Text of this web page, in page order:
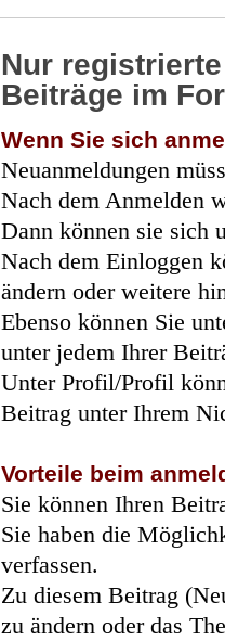
Nur
Beiträge im
Wenn Sie sich
Neuanmeldungen
Nach dem Anmelden
Dann können sie sich
Nach dem Einloggen
ändern oder weitere
Ebenso können Sie
unter jedem Ihrer
Unter Profil/Profil
Beitrag unter Ihrem
Vorteile beim
Sie können Ihren
Sie haben die
verfassen.
Zu diesem Beitrag
zu ändern oder das